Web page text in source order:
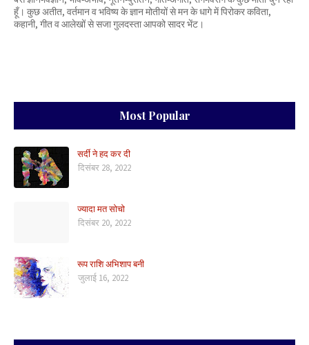
हूँ। कुछ अतीत, वर्तमान व भविष्य के ज्ञान मोतीयों से मन के धागे में पिरोकर कविता,
कहानी, गीत व आलेखों से सजा गुलदस्ता आपको सादर भेंट।
Most Popular
सर्दी ने हद कर दी
दिसंबर 28, 2022
ज्यादा मत सोचो
दिसंबर 20, 2022
रूप राशि अभिशाप बनी
जुलाई 16, 2022